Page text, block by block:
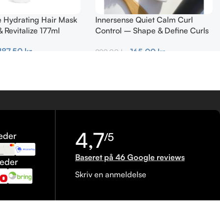
Hydrating Hair Mask
177ml
kr.
Innersense Quiet Calm Curl
Control – Shape & Define Curls
220,00 kr. 165,00 kr.
4,7/5
Baseret på 46 Google reviews
Skriv en anmeldelse